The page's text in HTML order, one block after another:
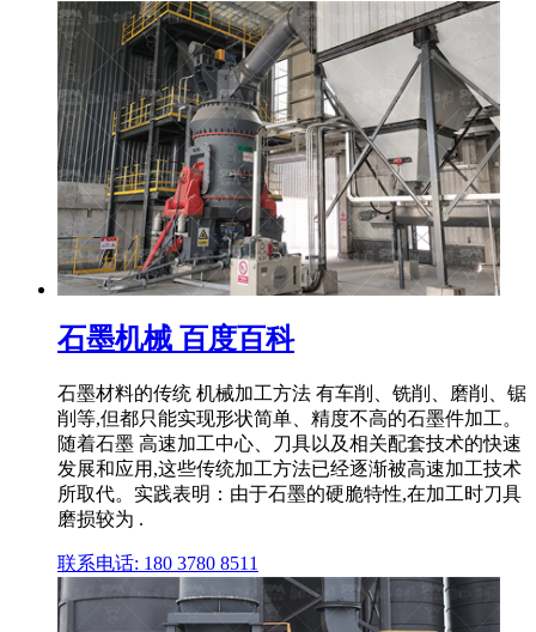
石墨机械 百度百科
石墨材料的传统 机械加工方法 有车削、铣削、磨削、锯
削等,但都只能实现形状简单、精度不高的石墨件加工。
随着石墨 高速加工中心、刀具以及相关配套技术的快速
发展和应用,这些传统加工方法已经逐渐被高速加工技术
所取代。实践表明：由于石墨的硬脆特性,在加工时刀具
磨损较为 .
联系电话: 180 3780 8511